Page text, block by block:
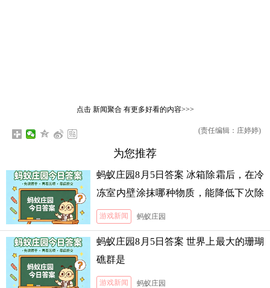
点击 新闻聚合有更多好看的内容>>>
(责任编辑：庄婷婷)
为您推荐
蚂蚁庄园8月5日答案 冰箱除霜后，在冷
冻室内壁涂抹哪种物质，能降低下次除
霜的难度
游戏新闻 蚂蚁庄园
蚂蚁庄园8月5日答案 世界上最大的珊瑚
礁群是
游戏新闻 蚂蚁庄园